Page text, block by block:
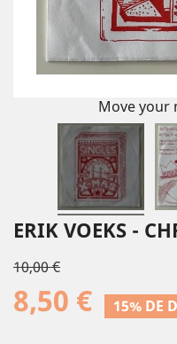
Move your
ERIK VOEKS -
10,00 €
8,50 € 15% DE